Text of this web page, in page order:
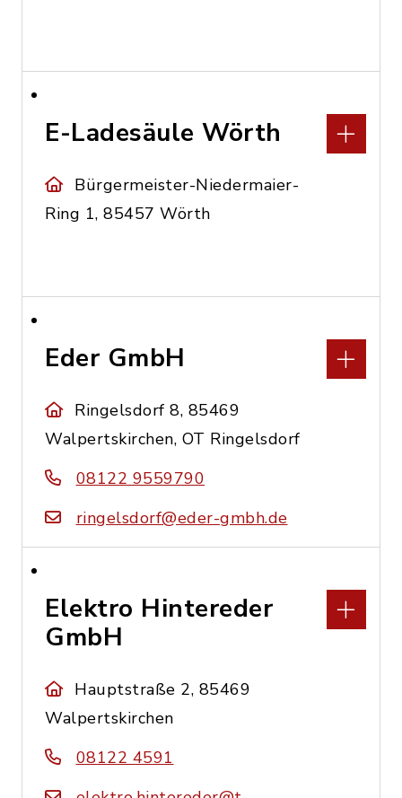
E-Ladesäule Wörth
Bürgermeister-Niedermaier-
Ring 1, 85457 Wörth
Eder GmbH
Ringelsdorf 8, 85469
Walpertskirchen, OT Ringelsdorf
08122 9559790
ringelsdorf@eder-gmbh.de
Elektro Hintereder
GmbH
Hauptstraße 2, 85469
Walpertskirchen
08122 4591